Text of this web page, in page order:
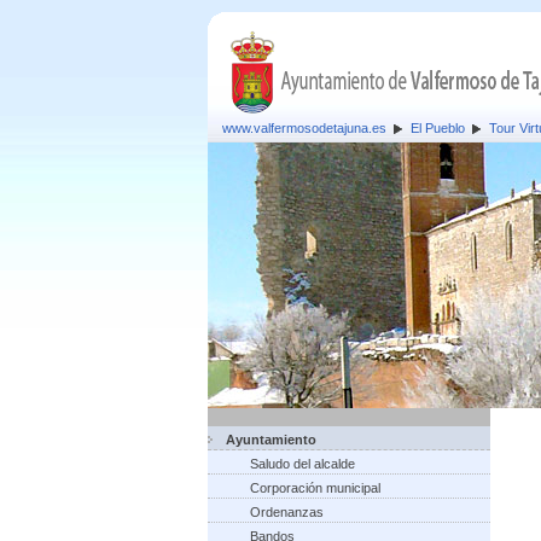
www.valfermosodetajuna.es El Pueblo Tour
Ayuntamiento
Saludo del alcalde
Corporación municipal
Ordenanzas
Bandos